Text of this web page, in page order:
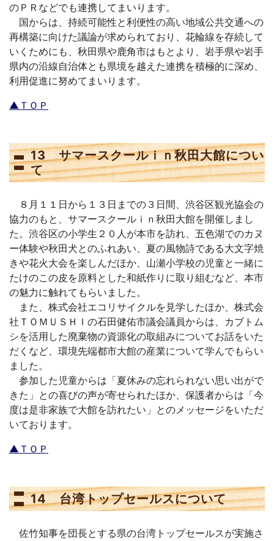
のＰＲなどでも連携してまいります。
国からは、持続可能性と利便性の高い地域公共交通への
再構築に向けた議論が求められており、花輪線を存続して
いくためにも、秋田県や鹿角市はもとより、岩手県や岩手
県内の沿線自治体とも県境を越えた連携を積極的に深め、
利用促進に努めてまいります。
▲ＴＯＰ
13 サマースクールｉｎ秋田大館につい
て
８月１１日から１３日までの３日間、渋谷区観光協会の
協力のもと、サマースクールｉｎ秋田大館を開催しまし
た。渋谷区の小学生２０人が本市を訪れ、五色湖でのカヌ
ー体験や秋田犬とのふれあい、夏の風物詩である大文字焼
きや花火大会を楽しんだほか、山瀬小学校の児童と一緒に
たけのこの皮を原料とした和紙作りに取り組むなど、本市
の魅力に触れてもらいました。
また、株式会社エコリサイクルを見学したほか、株式会
社ＴＯＭＵＳＨＩの石田健佑市議会議員からは、カブトム
シを活用した廃棄物の資源化の取組みについてお話をいた
だくなど、環境先端都市大館の産業について学んでもらい
ました。
参加した児童からは「夏休みの忘れられない思い出がで
きた」との喜びの声が寄せられたほか、保護者からは「今
度は是非家族で大館を訪れたい」とのメッセージをいただ
いております。
▲ＴＯＰ
14 台湾トップセールスについて
佐竹知事を団長とする県の台湾トップセールスが実施さ